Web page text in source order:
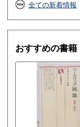
全ての新着情報
おすすめの書籍